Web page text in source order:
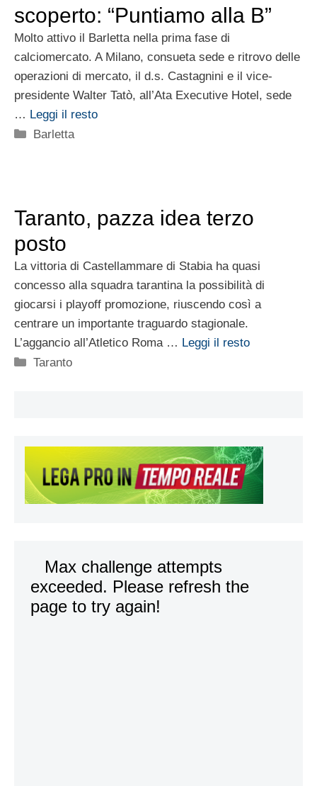
scoperto: “Puntiamo alla B”
Molto attivo il Barletta nella prima fase di
calciomercato. A Milano, consueta sede e ritrovo delle
operazioni di mercato, il d.s. Castagnini e il vice-
presidente Walter Tatò, all’Ata Executive Hotel, sede
… Leggi il resto
Categorie
Barletta
Taranto, pazza idea terzo
posto
La vittoria di Castellammare di Stabia ha quasi
concesso alla squadra tarantina la possibilità di
giocarsi i playoff promozione, riuscendo così a
centrare un importante traguardo stagionale.
L’aggancio all’Atletico Roma … Leggi il resto
Categorie
Taranto